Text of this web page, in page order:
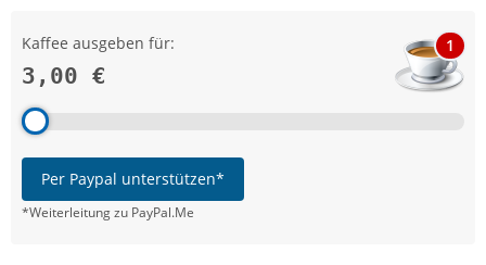
Kaffee ausgeben für:
3,00 €
1
Per Paypal unterstützen*
*Weiterleitung zu PayPal.Me